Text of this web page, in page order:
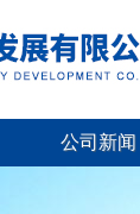
公司新闻